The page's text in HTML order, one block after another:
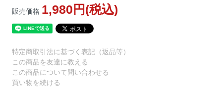
販売価格 1,980円(税込)
特定商取引法に基づく表記（返品等）
この商品を友達に教える
この商品について問い合わせる
買い物を続ける